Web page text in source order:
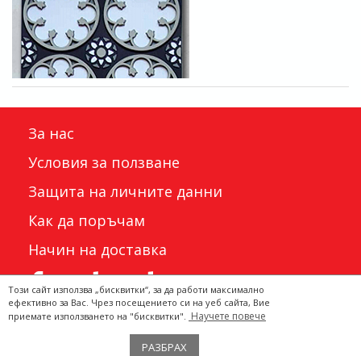
За нас
Условия за ползване
Защита на личните данни
Как да поръчам
Начин на доставка
Този сайт използва „бисквитки“, за да работи максимално
ефективно за Вас. Чрез посещението си на уеб сайта, Вие
приемате използването на "бисквитки".
Научете повече
РАЗБРАХ